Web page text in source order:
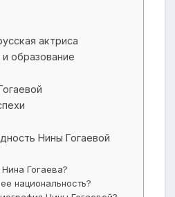
актриса
образование
Нины Гогаевой
Нина Гогаева?
национальность?